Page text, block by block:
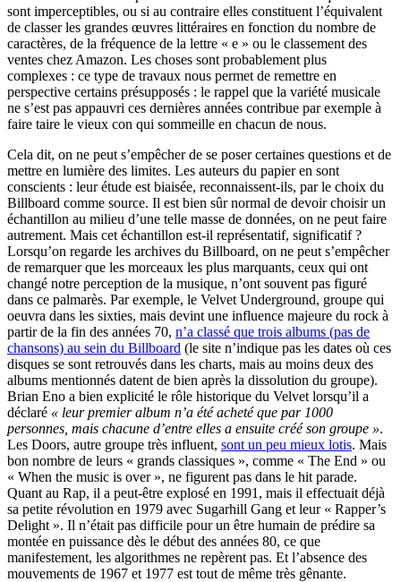
sont imperceptibles, ou si au contraire elles constituent l’équivalent
de classer les grandes œuvres littéraires en fonction du nombre de
caractères, de la fréquence de la lettre « e » ou le classement des
ventes chez Amazon. Les choses sont probablement plus
complexes : ce type de travaux nous permet de remettre en
perspective certains présupposés : le rappel que la variété musicale
ne s’est pas appauvri ces dernières années contribue par exemple à
faire taire le vieux con qui sommeille en chacun de nous.
Cela dit, on ne peut s’empêcher de se poser certaines questions et de
mettre en lumière des limites. Les auteurs du papier en sont
conscients : leur étude est biaisée, reconnaissent-ils, par le choix du
Billboard comme source. Il est bien sûr normal de devoir choisir un
échantillon au milieu d’une telle masse de données, on ne peut faire
autrement. Mais cet échantillon est-il représentatif, significatif ?
Lorsqu’on regarde les archives du Billboard, on ne peut s’empêcher
de remarquer que les morceaux les plus marquants, ceux qui ont
changé notre perception de la musique, n’ont souvent pas figuré
dans ce palmarès. Par exemple, le Velvet Underground, groupe qui
oeuvra dans les sixties, mais devint une influence majeure du rock à
partir de la fin des années 70, n’a classé que trois albums (pas de
chansons) au sein du Billboard (le site n’indique pas les dates où ces
disques se sont retrouvés dans les charts, mais au moins deux des
albums mentionnés datent de bien après la dissolution du groupe).
Brian Eno a bien explicité le rôle historique du Velvet lorsqu’il a
déclaré « leur premier album n’a été acheté que par 1000
personnes, mais chacune d’entre elles a ensuite créé son groupe ».
Les Doors, autre groupe très influent, sont un peu mieux lotis. Mais
bon nombre de leurs « grands classiques », comme « The End » ou
« When the music is over », ne figurent pas dans le hit parade.
Quant au Rap, il a peut-être explosé en 1991, mais il effectuait déjà
sa petite révolution en 1979 avec Sugarhill Gang et leur « Rapper’s
Delight ». Il n’était pas difficile pour un être humain de prédire sa
montée en puissance dès le début des années 80, ce que
manifestement, les algorithmes ne repèrent pas. Et l’absence des
mouvements de 1967 et 1977 est tout de même très gênante.